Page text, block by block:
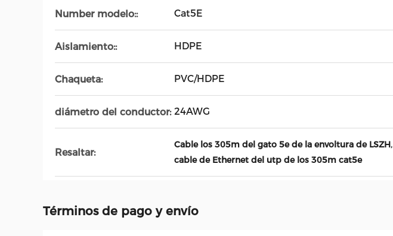
Number modelo:: Cat5E
Aislamiento:: HDPE
Chaqueta: PVC/HDPE
diámetro del conductor: 24AWG
Resaltar:
Cable los 305m del gato 5e de la envoltura de LSZH,
cable de Ethernet del utp de los 305m cat5e
Términos de pago y envío